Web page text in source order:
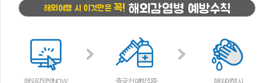
해외여행 시 이것만은 꼭! 해외감염병 예방수칙
해외감염병NOW
출국 전 예방접종,
해외여행 시